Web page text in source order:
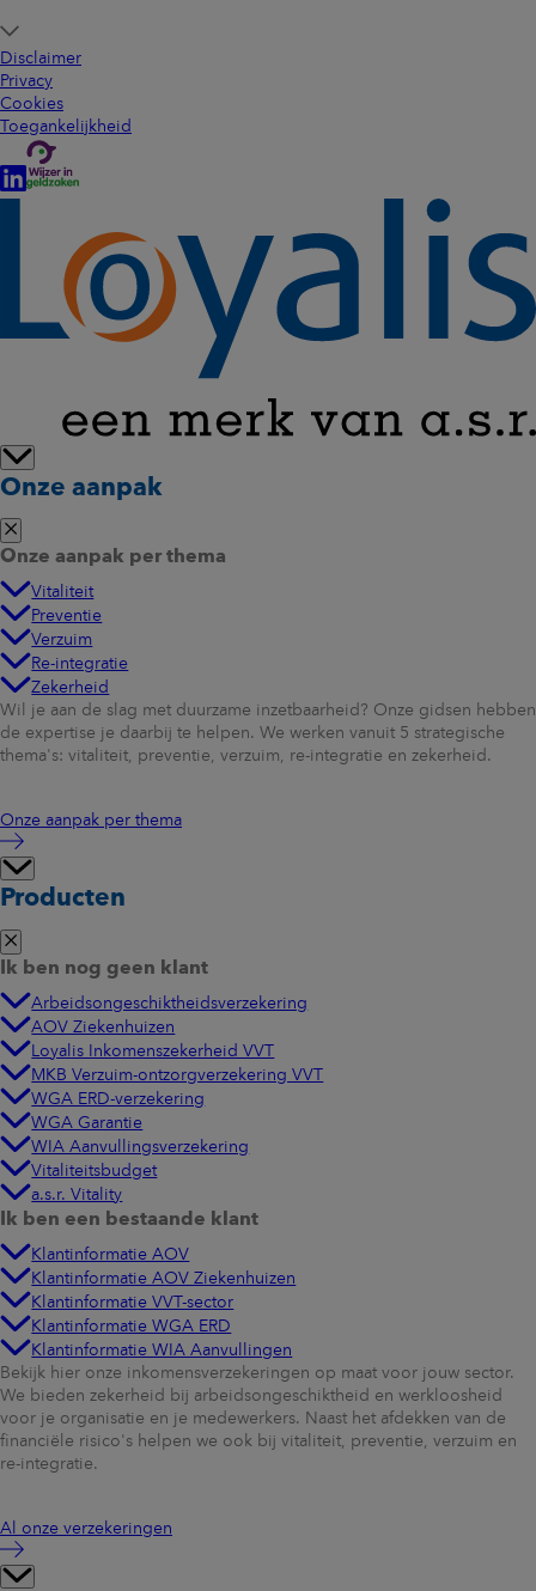
Disclaimer
Privacy
Cookies
Toegankelijkheid
Onze aanpak
Onze aanpak per thema
Vitaliteit
Preventie
Verzuim
Re-integratie
Zekerheid
Wil je aan de slag met duurzame inzetbaarheid? Onze gidsen hebben
de expertise je daarbij te helpen. We werken vanuit 5 strategische
thema's: vitaliteit, preventie, verzuim, re-integratie en zekerheid.
Onze aanpak per thema
Producten
Ik ben nog geen klant
Arbeidsongeschiktheidsverzekering
AOV Ziekenhuizen
Loyalis Inkomenszekerheid VVT
MKB Verzuim-ontzorgverzekering VVT
WGA ERD-verzekering
WGA Garantie
WIA Aanvullingsverzekering
Vitaliteitsbudget
a.s.r. Vitality
Ik ben een bestaande klant
Klantinformatie AOV
Klantinformatie AOV Ziekenhuizen
Klantinformatie VVT-sector
Klantinformatie WGA ERD
Klantinformatie WIA Aanvullingen
Bekijk hier onze inkomensverzekeringen op maat voor jouw sector.
We bieden zekerheid bij arbeidsongeschiktheid en werkloosheid
voor je organisatie en je medewerkers. Naast het afdekken van de
financiële risico's helpen we ook bij vitaliteit, preventie, verzuim en
re-integratie.
Al onze verzekeringen